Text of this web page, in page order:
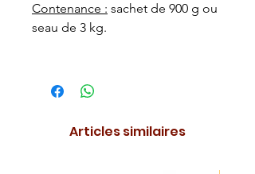
Contenance : sachet de 900 g ou
seau de 3 kg.
Articles similaires